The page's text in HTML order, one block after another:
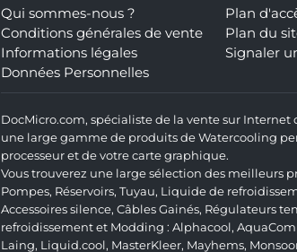
Qui sommes-nous ?
Conditions générales de vente
Informations légales
Données Personnelles
Plan
Plan du
Signaler
DocMicro.com, spécialiste de la vente sur
une large gamme de produits de Watercooling
processeur et de votre carte graphique.
Vous trouverez une large sélection des meilleurs
Pompes, Réservoirs, Tuyau, Liquide de
Accessoires silence, Câbles Gainés, Régulateurs
refroidissement et Modding : Alphacool,
Laing, Liquid.cool, MasterKleer, Mayhems,